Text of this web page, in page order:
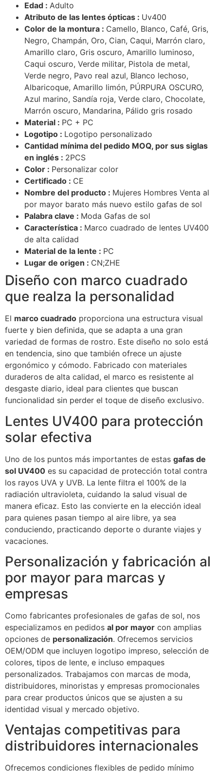
Edad : Adulto
Atributo de las lentes ópticas : Uv400
Color de la montura : Camello, Blanco, Café, Gris,
Negro, Champán, Oro, Cian, Caqui, Marrón claro,
Amarillo claro, Gris oscuro, Amarillo luminoso,
Caqui oscuro, Verde militar, Pistola de metal,
Verde negro, Pavo real azul, Blanco lechoso,
Albaricoque, Amarillo limón, PÚRPURA OSCURO,
Azul marino, Sandía roja, Verde claro, Chocolate,
Marrón oscuro, Mandarina, Pálido gris rosado
Material : PC + PC
Logotipo : Logotipo personalizado
Cantidad mínima del pedido MOQ, por sus siglas
en inglés : 2PCS
Color : Personalizar color
Certificado : CE
Nombre del producto : Mujeres Hombres Venta al
por mayor barato más nuevo estilo gafas de sol
Palabra clave : Moda Gafas de sol
Característica : Marco cuadrado de lentes UV400
de alta calidad
Material de la lente : PC
Lugar de origen : CN;ZHE
Diseño con marco cuadrado
que realza la personalidad
El marco cuadrado proporciona una estructura visual
fuerte y bien definida, que se adapta a una gran
variedad de formas de rostro. Este diseño no solo está
en tendencia, sino que también ofrece un ajuste
ergonómico y cómodo. Fabricado con materiales
duraderos de alta calidad, el marco es resistente al
desgaste diario, ideal para clientes que buscan
funcionalidad sin perder el toque de diseño exclusivo.
Lentes UV400 para protección
solar efectiva
Uno de los puntos más importantes de estas gafas de
sol UV400 es su capacidad de protección total contra
los rayos UVA y UVB. La lente filtra el 100% de la
radiación ultravioleta, cuidando la salud visual de
manera eficaz. Esto las convierte en la elección ideal
para quienes pasan tiempo al aire libre, ya sea
conduciendo, practicando deporte o durante viajes y
vacaciones.
Personalización y fabricación al
por mayor para marcas y
empresas
Como fabricantes profesionales de gafas de sol, nos
especializamos en pedidos al por mayor con amplias
opciones de personalización. Ofrecemos servicios
OEM/ODM que incluyen logotipo impreso, selección de
colores, tipos de lente, e incluso empaques
personalizados. Trabajamos con marcas de moda,
distribuidores, minoristas y empresas promocionales
para crear productos únicos que se ajusten a su
identidad visual y mercado objetivo.
Ventajas competitivas para
distribuidores internacionales
Ofrecemos condiciones flexibles de pedido mínimo